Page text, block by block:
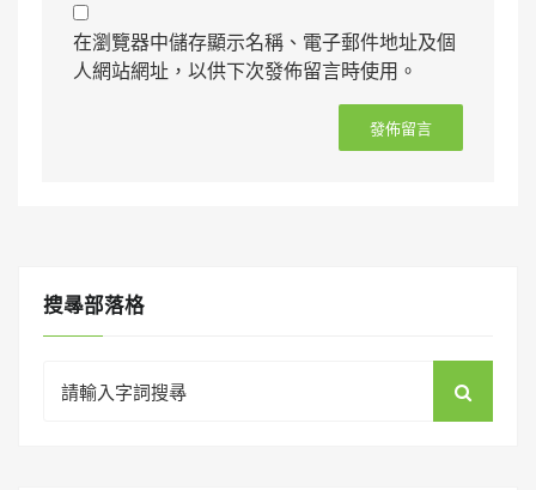
在瀏覽器中儲存顯示名稱、電子郵件地址及個
人網站網址，以供下次發佈留言時使用。
搜㝷部落格
for: